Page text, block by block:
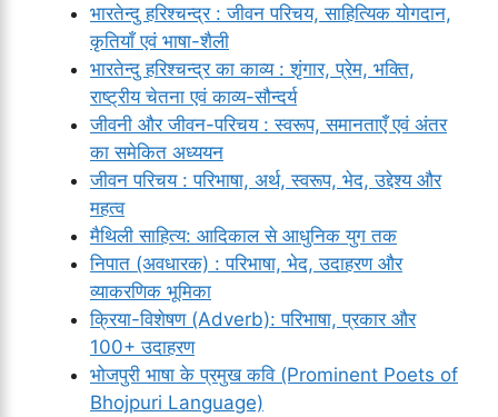
भारतेन्दु हरिश्चन्द्र : जीवन परिचय, साहित्यिक योगदान,
कृतियाँ एवं भाषा-शैली
भारतेन्दु हरिश्चन्द्र का काव्य : शृंगार, प्रेम, भक्ति,
राष्ट्रीय चेतना एवं काव्य-सौन्दर्य
जीवनी और जीवन-परिचय : स्वरूप, समानताएँ एवं अंतर
का समेकित अध्ययन
जीवन परिचय : परिभाषा, अर्थ, स्वरूप, भेद, उद्देश्य और
महत्व
मैथिली साहित्य: आदिकाल से आधुनिक युग तक
निपात (अवधारक) : परिभाषा, भेद, उदाहरण और
व्याकरणिक भूमिका
क्रिया-विशेषण (Adverb): परिभाषा, प्रकार और
100+ उदाहरण
भोजपुरी भाषा के प्रमुख कवि (Prominent Poets of
Bhojpuri Language)